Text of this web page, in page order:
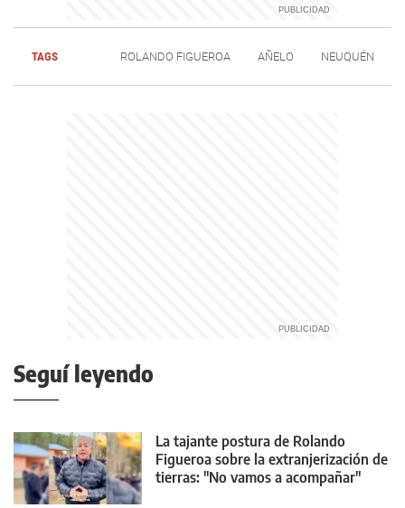
TAGS ROLANDO FIGUEROA AÑELO NEUQUÉN
Seguí leyendo
La tajante postura de Rolando
Figueroa sobre la extranjerización de
tierras: "No vamos a acompañar"